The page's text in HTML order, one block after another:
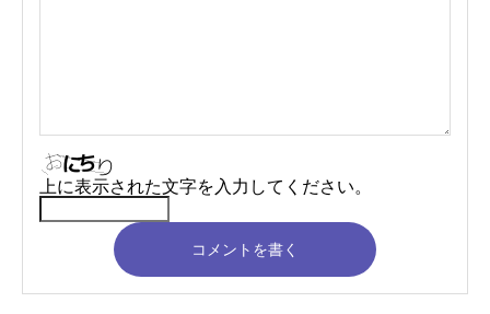
上に表示された文字を入力してください。
コメントを書く